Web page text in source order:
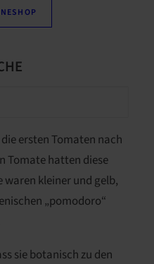
ca.
ersten Tomaten nach
Tomate hatten diese
waren kleiner und gelb,
„pomodoro“
sie botanisch zu den